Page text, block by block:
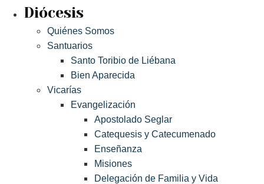
Diócesis
Quiénes Somos
Santuarios
Santo Toribio de Liébana
Bien Aparecida
Vicarías
Evangelización
Apostolado Seglar
Catequesis y Catecumenado
Enseñanza
Misiones
Delegación de Familia y Vida